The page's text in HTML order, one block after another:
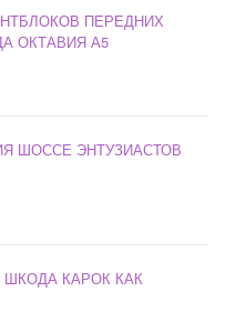
ПЕРЕДНИХ
ОКТАВИЯ А5
ШОССЕ ЭНТУЗИАСТОВ
КАРОК КАК